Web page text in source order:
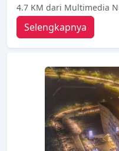
4.7 KM dari Multimedia
Selengkapnya